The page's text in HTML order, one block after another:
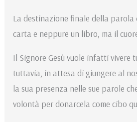
La destinazione finale della parola
carta e neppure un libro, ma il
Il Signore Gesù vuole infatti vivere
tuttavia, in attesa di giungere al
la sua presenza nelle sue parole
volontà per donarcela come cibo